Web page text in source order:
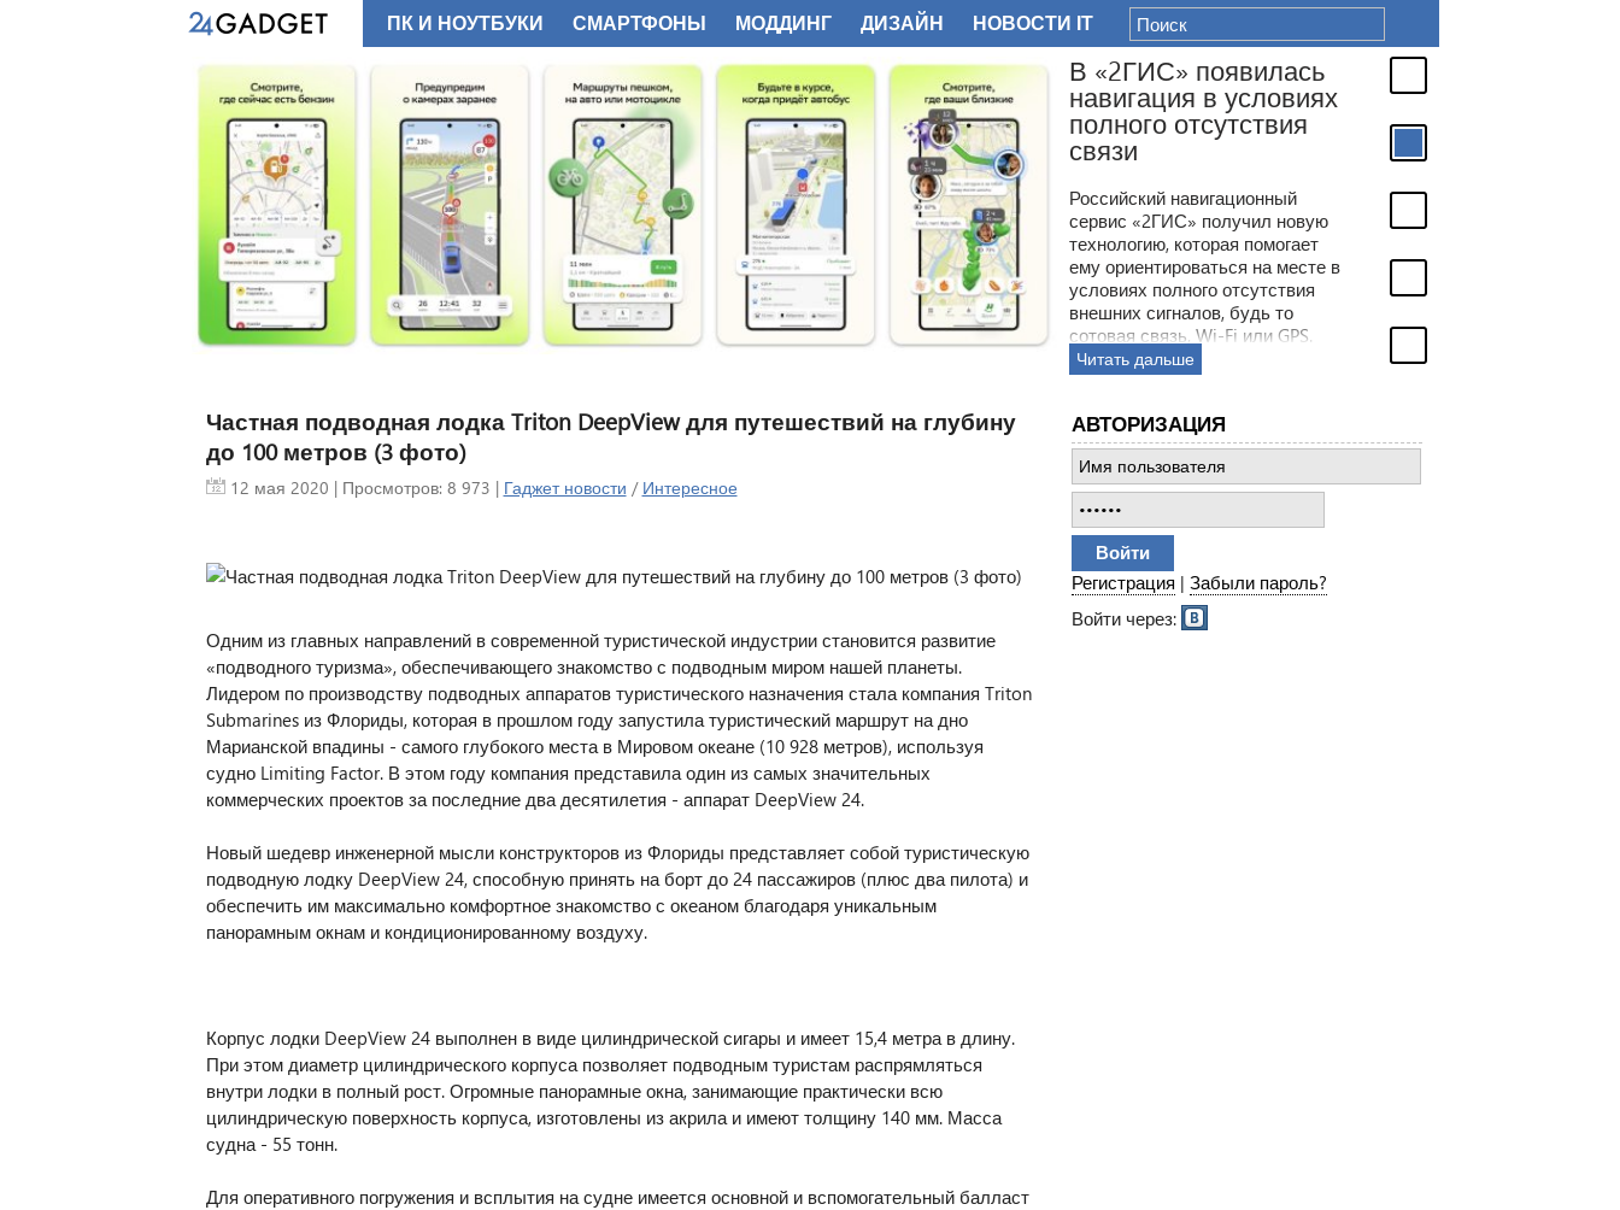
В «2ГИС» появилась
навигация в условиях
полного отсутствия
связи
Российский навигационный
сервис «2ГИС» получил новую
технологию, которая помогает
ему ориентироваться на месте в
условиях полного отсутствия
внешних сигналов, будь то
сотовая связь, Wi-Fi или GPS.
Вместо этого сервис будет
полагаться на встроенные в
Читать дальше
Частная подводная лодка Triton DeepView для путешествий на глубину
до 100 метров (3 фото)
12 мая 2020 | Просмотров: 8 973 | Гаджет новости / Интересное
Одним из главных направлений в современной туристической индустрии становится развитие
«подводного туризма», обеспечивающего знакомство с подводным миром нашей планеты.
Лидером по производству подводных аппаратов туристического назначения стала компания Triton
Submarines из Флориды, которая в прошлом году запустила туристический маршрут на дно
Марианской впадины - самого глубокого места в Мировом океане (10 928 метров), используя
судно Limiting Factor. В этом году компания представила один из самых значительных
коммерческих проектов за последние два десятилетия - аппарат DeepView 24.
Новый шедевр инженерной мысли конструкторов из Флориды представляет собой туристическую
подводную лодку DeepView 24, способную принять на борт до 24 пассажиров (плюс два пилота) и
обеспечить им максимально комфортное знакомство с океаном благодаря уникальным
панорамным окнам и кондиционированному воздуху.
Корпус лодки DeepView 24 выполнен в виде цилиндрической сигары и имеет 15,4 метра в длину.
При этом диаметр цилиндрического корпуса позволяет подводным туристам распрямляться
внутри лодки в полный рост. Огромные панорамные окна, занимающие практически всю
цилиндрическую поверхность корпуса, изготовлены из акрила и имеют толщину 140 мм. Масса
судна - 55 тонн.
Для оперативного погружения и всплытия на судне имеется основной и вспомогательный балласт
АВТОРИЗАЦИЯ
Регистрация | Забыли пароль?
Войти через:
ПК И НОУТБУКИ СМАРТФОНЫ МОДДИНГ ДИЗАЙН НОВОСТИ IT
ФОТО